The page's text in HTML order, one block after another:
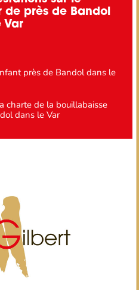
de près de Bandol
Var
près de Bandol dans le
charte de la bouillabaisse
dans le Var